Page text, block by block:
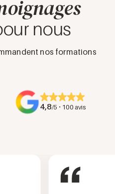
nous
nos formations
4,8/5 · 100 avis